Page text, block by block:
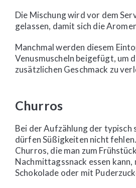
Die Mischung wird vor dem
gelassen, damit sich die
Manchmal werden diesem
Venusmuscheln beigefügt, um
zusätzlichen Geschmack zu
Churros
Bei der Aufzählung der typisch
dürfen Süßigkeiten nicht
Churros, die man zum
Nachmittagssnack essen
Schokolade oder mit